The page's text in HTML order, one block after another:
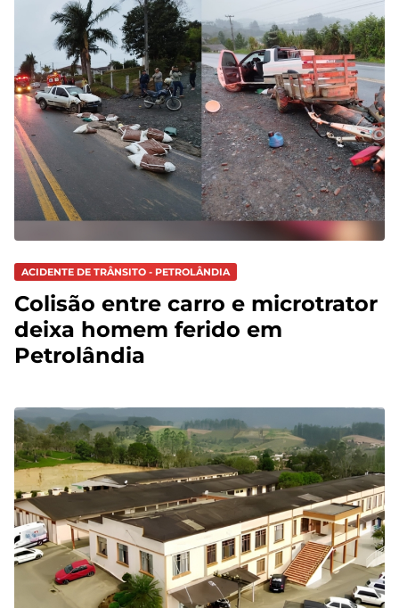
ACIDENTE DE TRÂNSITO - PETROLÂNDIA
Colisão entre carro e microtrator
deixa homem ferido em
Petrolândia